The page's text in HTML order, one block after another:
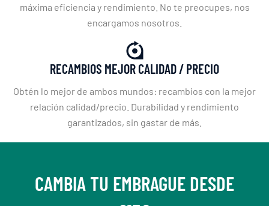
máxima eficiencia y rendimiento. No te preocupes, nos
encargamos nosotros.
RECAMBIOS MEJOR CALIDAD / PRECIO
Obtén lo mejor de ambos mundos: recambios con la mejor
relación calidad/precio. Durabilidad y rendimiento
garantizados, sin gastar de más.
CAMBIA TU EMBRAGUE DESDE